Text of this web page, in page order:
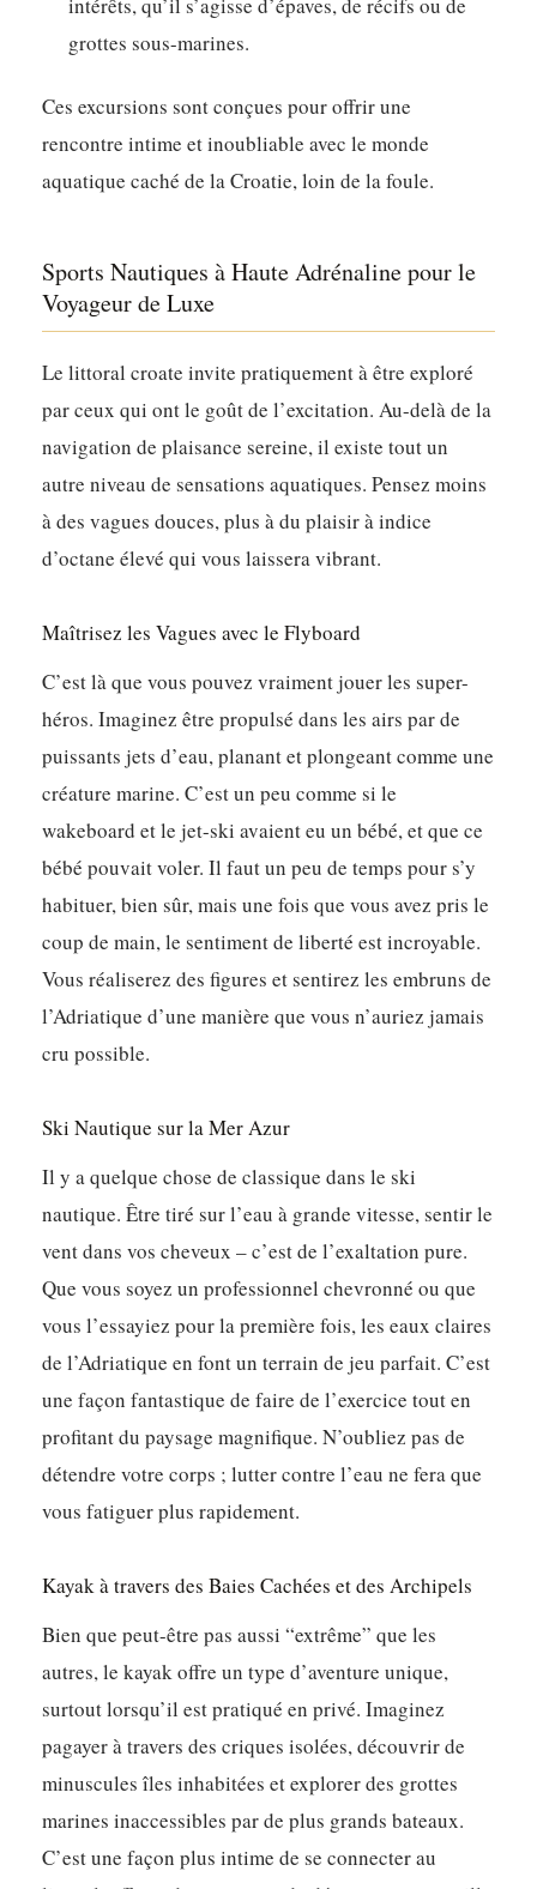
grottes sous-marines.
Ces excursions sont conçues pour offrir une
rencontre intime et inoubliable avec le monde
aquatique caché de la Croatie, loin de la foule.
Sports Nautiques à Haute Adrénaline pour le
Voyageur de Luxe
Le littoral croate invite pratiquement à être exploré
par ceux qui ont le goût de l’excitation. Au-delà de la
navigation de plaisance sereine, il existe tout un
autre niveau de sensations aquatiques. Pensez moins
à des vagues douces, plus à du plaisir à indice
d’octane élevé qui vous laissera vibrant.
Maîtrisez les Vagues avec le Flyboard
C’est là que vous pouvez vraiment jouer les super-
héros. Imaginez être propulsé dans les airs par de
puissants jets d’eau, planant et plongeant comme une
créature marine. C’est un peu comme si le
wakeboard et le jet-ski avaient eu un bébé, et que ce
bébé pouvait voler. Il faut un peu de temps pour s’y
habituer, bien sûr, mais une fois que vous avez pris le
coup de main, le sentiment de liberté est incroyable.
Vous réaliserez des figures et sentirez les embruns de
l’Adriatique d’une manière que vous n’auriez jamais
cru possible.
Ski Nautique sur la Mer Azur
Il y a quelque chose de classique dans le ski
nautique. Être tiré sur l’eau à grande vitesse, sentir le
vent dans vos cheveux – c’est de l’exaltation pure.
Que vous soyez un professionnel chevronné ou que
vous l’essayiez pour la première fois, les eaux claires
de l’Adriatique en font un terrain de jeu parfait. C’est
une façon fantastique de faire de l’exercice tout en
profitant du paysage magnifique. N’oubliez pas de
détendre votre corps ; lutter contre l’eau ne fera que
vous fatiguer plus rapidement.
Kayak à travers des Baies Cachées et des Archipels
Bien que peut-être pas aussi “extrême” que les
autres, le kayak offre un type d’aventure unique,
surtout lorsqu’il est pratiqué en privé. Imaginez
pagayer à travers des criques isolées, découvrir de
minuscules îles inhabitées et explorer des grottes
marines inaccessibles par de plus grands bateaux.
C’est une façon plus intime de se connecter au